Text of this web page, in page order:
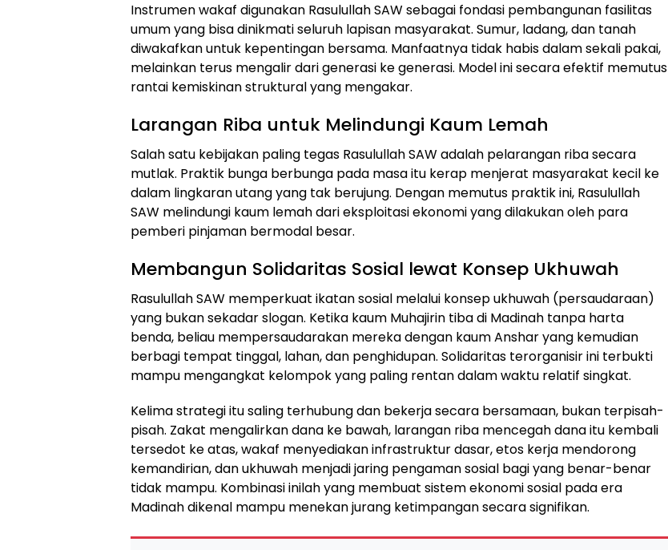
Instrumen wakaf digunakan Rasulullah SAW sebagai fondasi pembangunan fasilitas
umum yang bisa dinikmati seluruh lapisan masyarakat. Sumur, ladang, dan tanah
diwakafkan untuk kepentingan bersama. Manfaatnya tidak habis dalam sekali pakai,
melainkan terus mengalir dari generasi ke generasi. Model ini secara efektif memutus
rantai kemiskinan struktural yang mengakar.
Larangan Riba untuk Melindungi Kaum Lemah
Salah satu kebijakan paling tegas Rasulullah SAW adalah pelarangan riba secara
mutlak. Praktik bunga berbunga pada masa itu kerap menjerat masyarakat kecil ke
dalam lingkaran utang yang tak berujung. Dengan memutus praktik ini, Rasulullah
SAW melindungi kaum lemah dari eksploitasi ekonomi yang dilakukan oleh para
pemberi pinjaman bermodal besar.
Membangun Solidaritas Sosial lewat Konsep Ukhuwah
Rasulullah SAW memperkuat ikatan sosial melalui konsep ukhuwah (persaudaraan)
yang bukan sekadar slogan. Ketika kaum Muhajirin tiba di Madinah tanpa harta
benda, beliau mempersaudarakan mereka dengan kaum Anshar yang kemudian
berbagi tempat tinggal, lahan, dan penghidupan. Solidaritas terorganisir ini terbukti
mampu mengangkat kelompok yang paling rentan dalam waktu relatif singkat.
Kelima strategi itu saling terhubung dan bekerja secara bersamaan, bukan terpisah-
pisah. Zakat mengalirkan dana ke bawah, larangan riba mencegah dana itu kembali
tersedot ke atas, wakaf menyediakan infrastruktur dasar, etos kerja mendorong
kemandirian, dan ukhuwah menjadi jaring pengaman sosial bagi yang benar-benar
tidak mampu. Kombinasi inilah yang membuat sistem ekonomi sosial pada era
Madinah dikenal mampu menekan jurang ketimpangan secara signifikan.